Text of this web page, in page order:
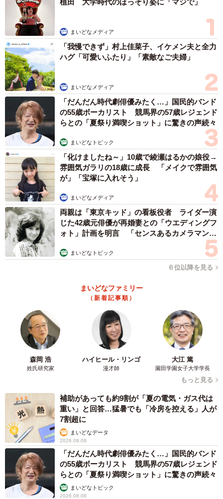
ろうか。
サユヤスさん関連情報
Xアカウント：
https://x.com/SHAKEhizi_BSK
猫たちが高くて不安定な肩と腰が好き過ぎて入眠時いつも
これなのが地味に辛いんですよね。しかも絶対にお尻を顔
に向けて来るし
pic.twitter.com/B5xIkRBxY5
— サユヤス🐱SHIBA@COM (@SHAKEhizi_BSK)July 22,
2025
植田 大学時代のほっそり姿に「マジで」
まいどなメディア
「我慢できず」村上佳菜子、イケメン夫と全力
ハグ「可愛いふたり」「素敵なご夫婦」
まいどなメディア
「だんだん時代劇俳優みたく…」国民的バンド
の55歳ボーカリスト 競馬界の57歳レジェンド
らとの「夏祭り満喫ショット」に驚きの声続々
まいどなトピック
「化けましたね～」10歳で綾瀬はるかの娘役→
雰囲気ガラリの18歳に成長 「メイクで雰囲気
が」「宝塚に入れそう」
まいどなメディア
両親は「東京キッド」の看板役者 ライダー演
じた42歳元俳優が再婚妻との「ウエディングフ
ォト」計画を明言 「センスあるカメラマン求
まいどなトピック
６位以降を見る
まいどなファミリー
（新着記事順）
森岡 浩
姓氏研究家
ハイヒール・リンゴ
漫才師
大江 篤
園田学園女子大学学長
もっと見る
補助があっても約9割が「夏の電気・ガス代は
重い」と回答…猛暑でも「冷房を控える」人が
7割超に
まいどなデータ
2026.08.08
「だんだん時代劇俳優みたく…」国民的バンド
の55歳ボーカリスト 競馬界の57歳レジェンド
らとの「夏祭り満喫ショット」に驚きの声続々
まいどなトピック
2026.08.08